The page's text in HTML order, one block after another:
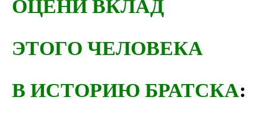
ЭТОГО ЧЕЛОВЕКА
В ИСТОРИЮ БРАТСКА: